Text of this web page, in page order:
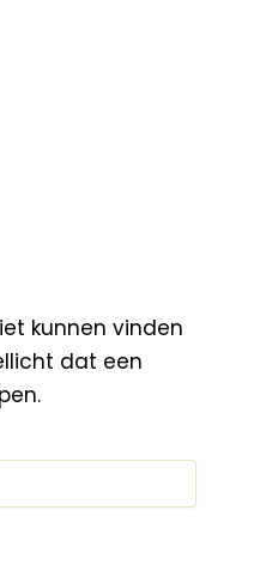
kunnen vinden
dat een